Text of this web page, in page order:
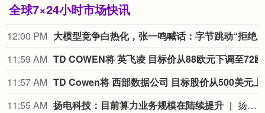
全球7×24小时市场快讯
12:00 PM
大模型竞争白热化，张一鸣喊话：
11:59 AM
11:57 AM
11:55 AM 扬电科技：目前算力业务规模在陆续提升
扬电科技8月6日在互动平台表示，公司已正常开展相关算力业务，目前业务规模在陆续提升。